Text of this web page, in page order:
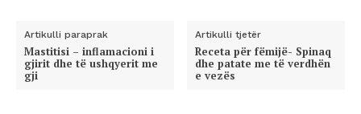
Artikulli paraprak
Mastitisi – inflamacioni i
gjirit dhe të ushqyerit me
gji
Artikulli tjetër
Receta për fëmijë- Spinaq
dhe patate me të verdhën
e vezës